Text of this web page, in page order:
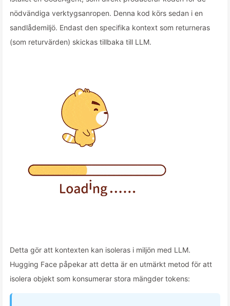
nödvändiga verktygsanropen. Denna kod körs sedan i en
sandlådemiljö. Endast den specifika kontext som returneras
(som returvärden) skickas tillbaka till LLM.
Detta gör att kontexten kan isoleras i miljön med LLM.
Hugging Face påpekar att detta är en utmärkt metod för att
isolera objekt som konsumerar stora mängder tokens: